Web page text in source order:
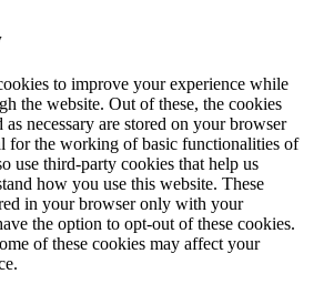
to improve your experience while
the website. Out of these, the cookies
as necessary are stored on your browser
for the working of basic functionalities of
use third-party cookies that help us
how you use this website. These
in your browser only with your
the option to opt-out of these cookies.
of these cookies may affect your